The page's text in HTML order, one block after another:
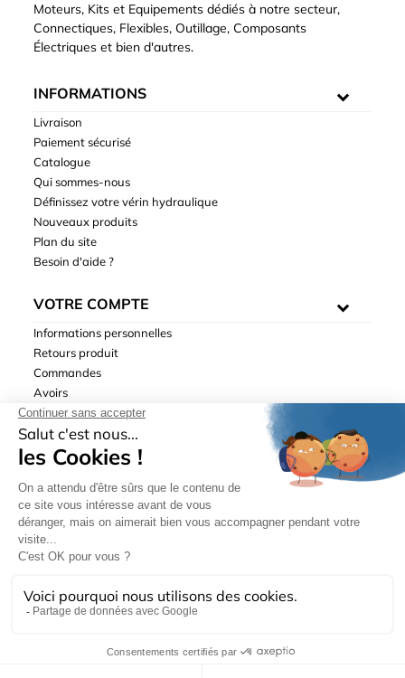
Moteurs, Kits et Equipements dédiés à notre secteur,
Connectiques, Flexibles, Outillage, Composants
Électriques et bien d'autres.
INFORMATIONS
Livraison
Paiement sécurisé
Catalogue
Qui sommes-nous
Définissez votre vérin hydraulique
Nouveaux produits
Plan du site
Besoin d'aide ?
VOTRE COMPTE
Informations personnelles
Retours produit
Commandes
Avoirs
Adresses
Bons de réduction
de ventes| © Hydrodis 2003-2026. Tous droits réservés